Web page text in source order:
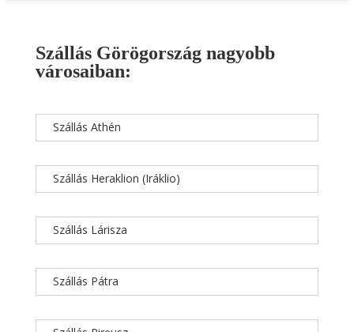
Szállás Görögország nagyobb
városaiban:
Szállás Athén
Szállás Heraklion (Iráklio)
Szállás Lárisza
Szállás Pátra